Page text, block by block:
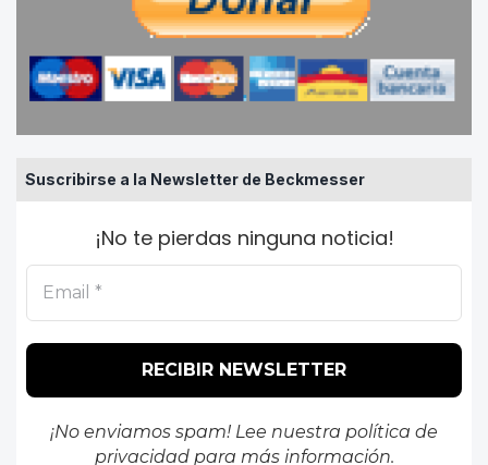
Suscribirse a la Newsletter de Beckmesser
¡No te pierdas ninguna noticia!
¡No enviamos spam! Lee nuestra política de
privacidadpara más información.